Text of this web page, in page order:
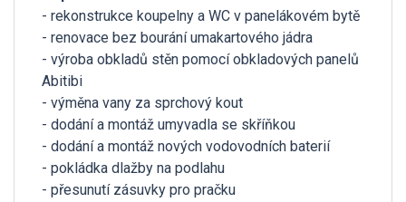
- rekonstrukce koupelny a WC v panelákovém bytě
- renovace bez bourání umakartového jádra
- výroba obkladů stěn pomocí obkladových panelů
Abitibi
- výměna vany za sprchový kout
- dodání a montáž umyvadla se skříňkou
- dodání a montáž nových vodovodních baterií
- pokládka dlažby na podlahu
- přesunutí zásuvky pro pračku